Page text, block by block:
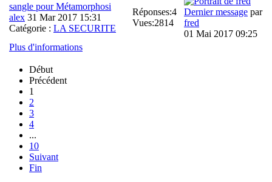
Plus d'informations
sangle pour Métamorphosi
alex 31 Mar 2017 15:31
Catégorie : LA SECURITE
Réponses:4
Vues:2814
Dernier message par
fred
01 Mai 2017 09:25
Début
Précédent
1
2
3
4
...
10
Suivant
Fin